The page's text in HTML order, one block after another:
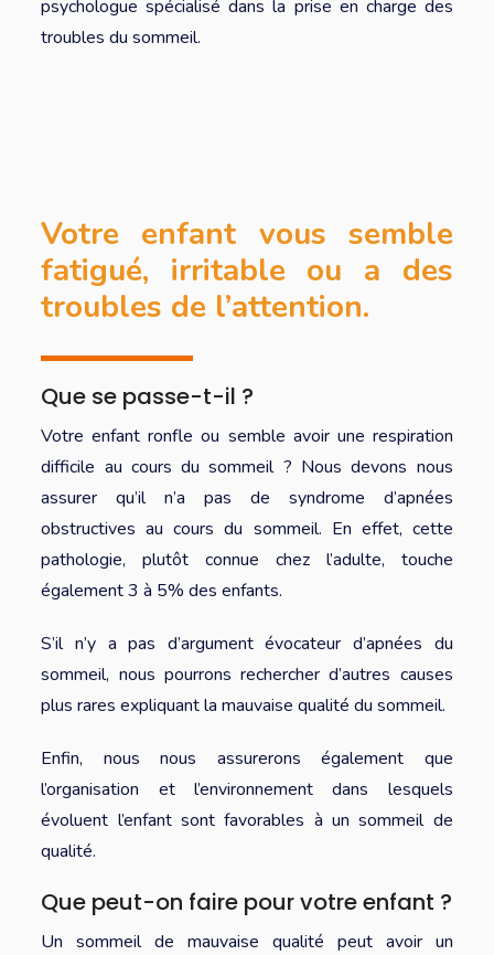
psychologue spécialisé dans la prise en charge des
troubles du sommeil.
Votre enfant vous semble
fatigué, irritable ou a des
troubles de l’attention.
Que se passe-t-il ?
Votre enfant ronfle ou semble avoir une respiration
difficile au cours du sommeil ? Nous devons nous
assurer qu’il n’a pas de syndrome d’apnées
obstructives au cours du sommeil. En effet, cette
pathologie, plutôt connue chez l’adulte, touche
également 3 à 5% des enfants.
S’il n’y a pas d’argument évocateur d’apnées du
sommeil, nous pourrons rechercher d’autres causes
plus rares expliquant la mauvaise qualité du sommeil.
Enfin, nous nous assurerons également que
l’organisation et l’environnement dans lesquels
évoluent l’enfant sont favorables à un sommeil de
qualité.
Que peut-on faire pour votre enfant ?
Un sommeil de mauvaise qualité peut avoir un